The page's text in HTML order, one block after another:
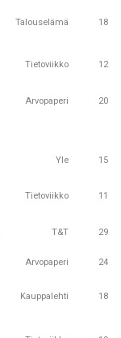
Talouselämä 18
Tietoviikko 12
Arvopaperi 20
Yle 15
Tietoviikko 11
T&T 29
Arvopaperi 24
Kauppalehti 18